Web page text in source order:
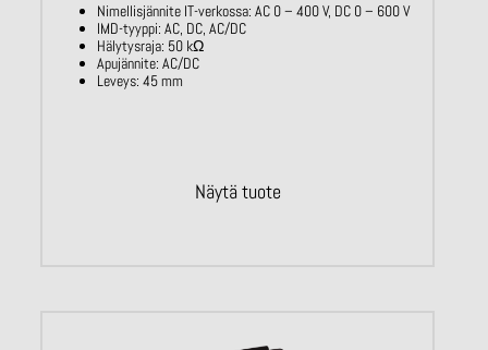
Nimellisjännite IT-verkossa: AC 0 – 400 V, DC 0 – 600 V
IMD-tyyppi: AC, DC, AC/DC
Hälytysraja: 50 kΩ
Apujännite: AC/DC
Leveys: 45 mm
Näytä tuote